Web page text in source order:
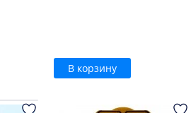
В корзину